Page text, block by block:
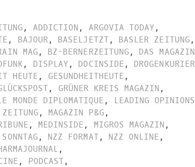
, ADDICTION, ARGOVIA TODAY,
, BAJOUR, BASELJETZT, BASLER ZEITUNG,
MAG, BZ-BERNERZEITUNG, DAS MAGAZIN
, DISPLAY, DOCINSIDE, DROGENKURIER
HEUTE, GESUNDHEITHEUTE,
, GRÜNER KREIS MAGAZIN,
MONDE DIPLOMATIQUE, LEADING OPINIONS
ZEITUNG, MAGAZIN P&G,
, MEDINSIDE, MIGROS MAGAZIN,
, NZZ FORMAT, NZZ ONLINE,
,
, PODCAST,